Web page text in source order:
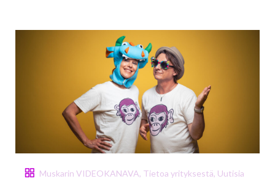
Muskarin VIDEOKANAVA, Tietoa yrityksestä, Uutisia